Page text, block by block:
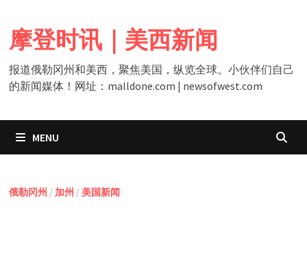
content
摩登时讯｜美西新闻
报道俄勒冈州和美西，聚焦美国，纵览全球。小伙伴们自己
的新闻媒体！网址：malldone.com | newsofwest.com
MENU
俄勒冈州 / 加州 / 美国新闻